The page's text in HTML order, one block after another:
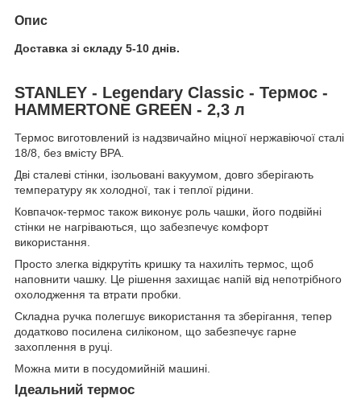
Опис
Доставка зі складу 5-10 днів.
STANLEY - Legendary Classic - Термос -
HAMMERTONE GREEN - 2,3 л
Термос виготовлений із надзвичайно міцної нержавіючої сталі
18/8, без вмісту BPA.
Дві сталеві стінки, ізольовані вакуумом, довго зберігають
температуру як холодної, так і теплої рідини.
Ковпачок-термос також виконує роль чашки, його подвійні
стінки не нагріваються, що забезпечує комфорт
використання.
Просто злегка відкрутіть кришку та нахиліть термос, щоб
наповнити чашку. Це рішення захищає напій від непотрібного
охолодження та втрати пробки.
Складна ручка полегшує використання та зберігання, тепер
додатково посилена силіконом, що забезпечує гарне
захоплення в руці.
Можна мити в посудомийній машині.
Ідеальний термос